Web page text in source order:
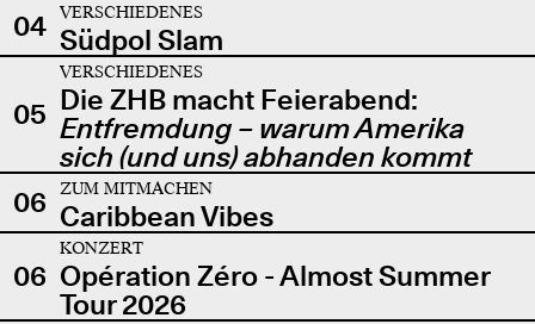
04 VERSCHIEDENES
Südpol Slam
05
VERSCHIEDENES
Die ZHB macht Feierabend:
Entfremdung – warum Amerika
sich (und uns) abhanden kommt
06
ZUM MITMACHEN
Caribbean Vibes
06
KONZERT
Opération Zéro - Almost Summer
Tour 2026